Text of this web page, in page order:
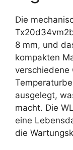
Die
8 mm, und
kompakten
verschiedene
ausgelegt,
macht. Die
eine
die